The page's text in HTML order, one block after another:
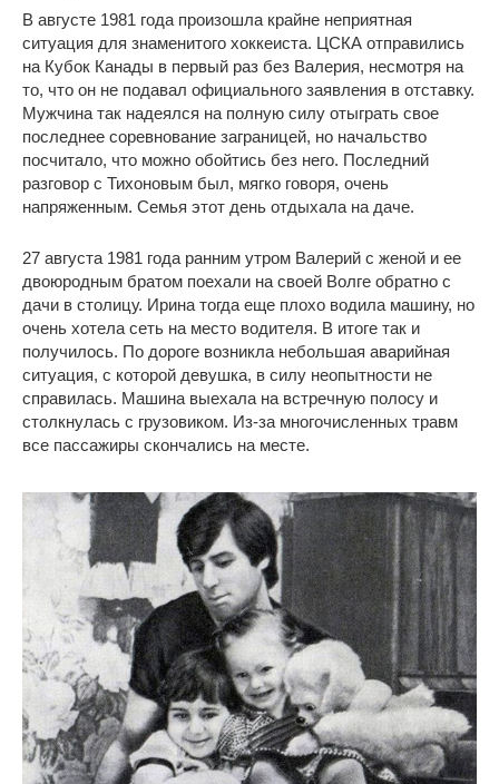
В августе 1981 года произошла крайне неприятная
ситуация для знаменитого хоккеиста. ЦСКА отправились
на Кубок Канады в первый раз без Валерия, несмотря на
то, что он не подавал официального заявления в отставку.
Мужчина так надеялся на полную силу отыграть свое
последнее соревнование заграницей, но начальство
посчитало, что можно обойтись без него. Последний
разговор с Тихоновым был, мягко говоря, очень
напряженным. Семья этот день отдыхала на даче.
27 августа 1981 года ранним утром Валерий с женой и ее
двоюродным братом поехали на своей Волге обратно с
дачи в столицу. Ирина тогда еще плохо водила машину, но
очень хотела сеть на место водителя. В итоге так и
получилось. По дороге возникла небольшая аварийная
ситуация, с которой девушка, в силу неопытности не
справилась. Машина выехала на встречную полосу и
столкнулась с грузовиком. Из-за многочисленных травм
все пассажиры скончались на месте.